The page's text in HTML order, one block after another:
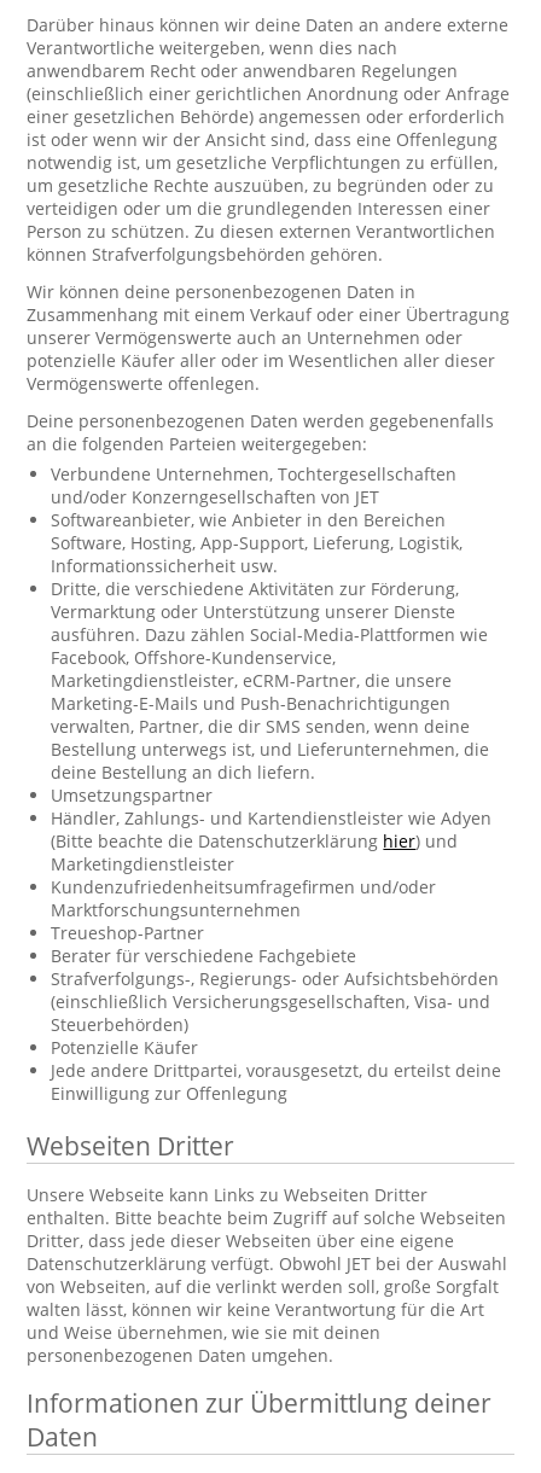
Darüber hinaus können wir deine Daten an andere externe
Verantwortliche weitergeben, wenn dies nach
anwendbarem Recht oder anwendbaren Regelungen
(einschließlich einer gerichtlichen Anordnung oder Anfrage
einer gesetzlichen Behörde) angemessen oder erforderlich
ist oder wenn wir der Ansicht sind, dass eine Offenlegung
notwendig ist, um gesetzliche Verpflichtungen zu erfüllen,
um gesetzliche Rechte auszuüben, zu begründen oder zu
verteidigen oder um die grundlegenden Interessen einer
Person zu schützen. Zu diesen externen Verantwortlichen
können Strafverfolgungsbehörden gehören.
Wir können deine personenbezogenen Daten in
Zusammenhang mit einem Verkauf oder einer Übertragung
unserer Vermögenswerte auch an Unternehmen oder
potenzielle Käufer aller oder im Wesentlichen aller dieser
Vermögenswerte offenlegen.
Deine personenbezogenen Daten werden gegebenenfalls
an die folgenden Parteien weitergegeben:
Verbundene Unternehmen, Tochtergesellschaften
und/oder Konzerngesellschaften von JET
Softwareanbieter, wie Anbieter in den Bereichen
Software, Hosting, App-Support, Lieferung, Logistik,
Informationssicherheit usw.
Dritte, die verschiedene Aktivitäten zur Förderung,
Vermarktung oder Unterstützung unserer Dienste
ausführen. Dazu zählen Social-Media-Plattformen wie
Facebook, Offshore-Kundenservice,
Marketingdienstleister, eCRM-Partner, die unsere
Marketing-E-Mails und Push-Benachrichtigungen
verwalten, Partner, die dir SMS senden, wenn deine
Bestellung unterwegs ist, und Lieferunternehmen, die
deine Bestellung an dich liefern.
Umsetzungspartner
Händler, Zahlungs- und Kartendienstleister wie Adyen
(Bitte beachte die Datenschutzerklärung hier) und
Marketingdienstleister
Kundenzufriedenheitsumfragefirmen und/oder
Marktforschungsunternehmen
Treueshop-Partner
Berater für verschiedene Fachgebiete
Strafverfolgungs-, Regierungs- oder Aufsichtsbehörden
(einschließlich Versicherungsgesellschaften, Visa- und
Steuerbehörden)
Potenzielle Käufer
Jede andere Drittpartei, vorausgesetzt, du erteilst deine
Einwilligung zur Offenlegung
Webseiten Dritter
Unsere Webseite kann Links zu Webseiten Dritter
enthalten. Bitte beachte beim Zugriff auf solche Webseiten
Dritter, dass jede dieser Webseiten über eine eigene
Datenschutzerklärung verfügt. Obwohl JET bei der Auswahl
von Webseiten, auf die verlinkt werden soll, große Sorgfalt
walten lässt, können wir keine Verantwortung für die Art
und Weise übernehmen, wie sie mit deinen
personenbezogenen Daten umgehen.
Informationen zur Übermittlung deiner
Daten